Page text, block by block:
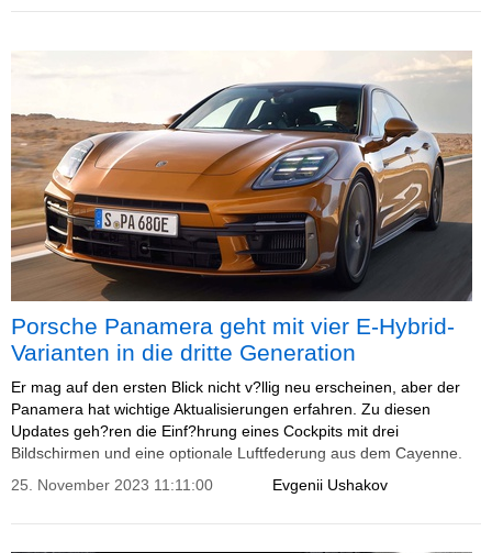
Porsche Panamera geht mit vier E-Hybrid-
Varianten in die dritte Generation
Er mag auf den ersten Blick nicht v?llig neu erscheinen, aber der
Panamera hat wichtige Aktualisierungen erfahren. Zu diesen
Updates geh?ren die Einf?hrung eines Cockpits mit drei
Bildschirmen und eine optionale Luftfederung aus dem Cayenne.
Evgenii Ushakov
25. November 2023 11:11:00